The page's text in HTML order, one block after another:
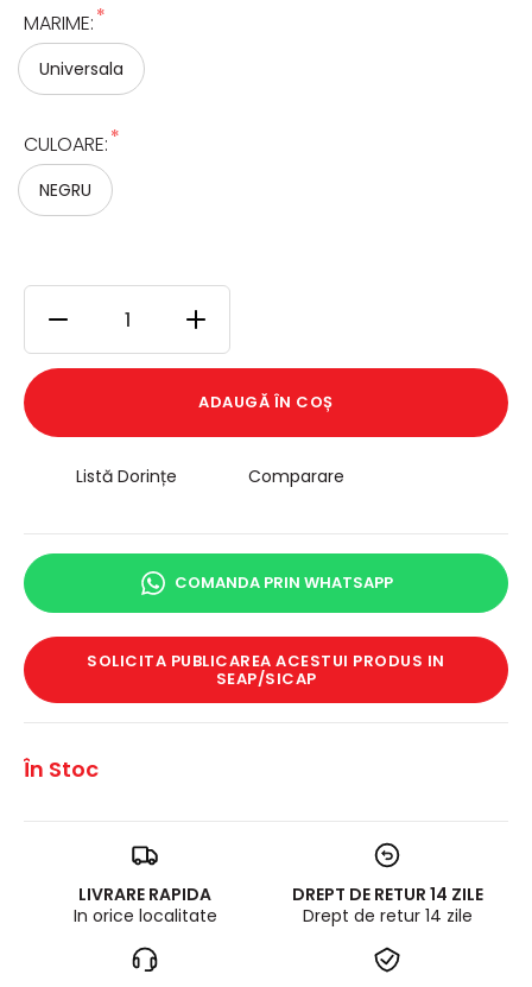
*
MARIME:
Universala
*
CULOARE:
NEGRU
ADAUGĂ ÎN COȘ
Listă Dorințe Comparare
COMANDA PRIN WHATSAPP
SOLICITA PUBLICAREA ACESTUI PRODUS IN
SEAP/SICAP
În Stoc
LIVRARE RAPIDA
In orice localitate
DREPT DE RETUR 14 ZILE
Drept de retur 14 zile